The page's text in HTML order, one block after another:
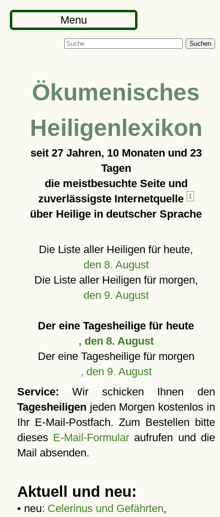
Menu
Suchen
Ökumenisches
Heiligenlexikon
seit 27 Jahren, 10 Monaten und 23
Tagen
die meistbesuchte Seite und
zuverlässigste Internetquelle
1
über Heilige in deutscher Sprache
Die Liste aller Heiligen für heute,
den 8. August
Die Liste aller Heiligen für morgen,
den 9. August
Der eine Tagesheilige für heute
, den 8. August
Der eine Tagesheilige für morgen
, den 9. August
Service: Wir schicken Ihnen den
Tagesheiligen jeden Morgen kostenlos in
Ihr E-Mail-Postfach. Zum Bestellen bitte
dieses E-Mail-Formular aufrufen und die
Mail absenden.
Aktuell und neu:
• neu: Celerinus und Gefährten,